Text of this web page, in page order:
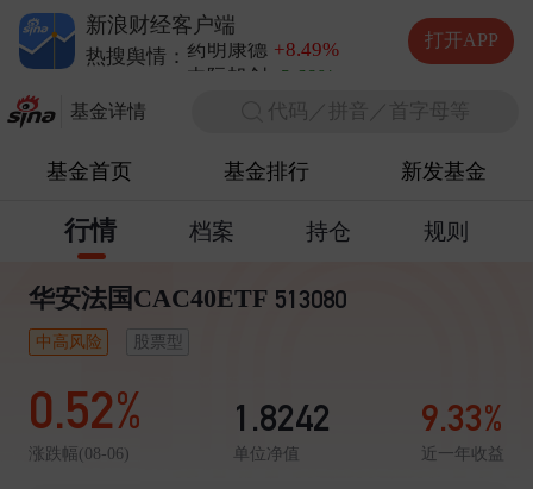
基金详情 代码／拼音／首字母等
基金首页 基金排行 新发基金
行情 档案 持仓 规则
华安法国CAC40ETF 513080
中高风险 股票型
0.52%
涨跌幅(08-06)
1.8242
单位净值
9.33%
近一年收益
新浪财经客户端
热搜舆情：
药明康德
中际旭创 -3.68%
打开APP